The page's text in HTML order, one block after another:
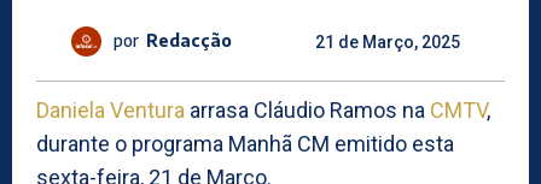
por Redacção 21 de Março, 2025
Daniela Ventura arrasa Cláudio Ramos na CMTV,
durante o programa Manhã CM emitido esta
sexta-feira, 21 de Março.